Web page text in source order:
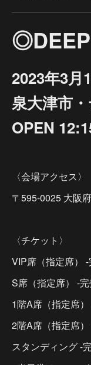
2023年3月
泉大津市
OPEN
〈会場アクセス〉
〒595-0025 大阪
〈チケット〉
VIP席（指定席）
S席（指定席） -
1階A席（指定席
2階A席（指定席
スタンディング -